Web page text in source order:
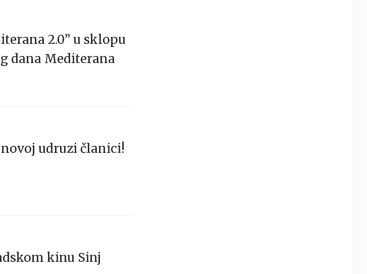
2.0” u sklopu
dana Mediterana
udruzi članici!
kinu Sinj